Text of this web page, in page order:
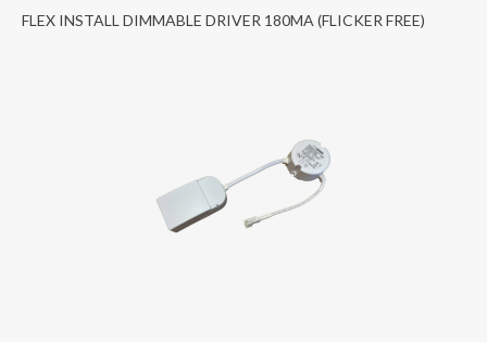
FLEX INSTALL DIMMABLE DRIVER 180MA (FLICKER FREE)